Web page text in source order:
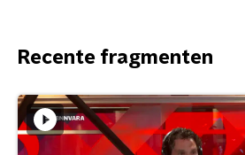
Recente fragmenten